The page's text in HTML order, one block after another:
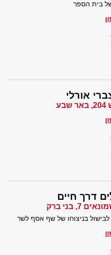
בית הספר
אורלי
דרך חיים
7, בני ברק
בניצוחו של שף אסף לשר